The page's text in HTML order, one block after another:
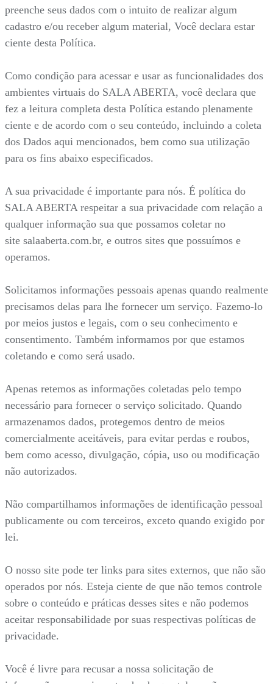
preenche seus dados com o intuito de realizar algum
cadastro e/ou receber algum material, Você declara estar
ciente desta Política.
Como condição para acessar e usar as funcionalidades dos
ambientes virtuais do SALA ABERTA, você declara que
fez a leitura completa desta Política estando plenamente
ciente e de acordo com o seu conteúdo, incluindo a coleta
dos Dados aqui mencionados, bem como sua utilização
para os fins abaixo especificados.
A sua privacidade é importante para nós. É política do
SALA ABERTA respeitar a sua privacidade com relação a
qualquer informação sua que possamos coletar no
site salaaberta.com.br, e outros sites que possuímos e
operamos.
Solicitamos informações pessoais apenas quando realmente
precisamos delas para lhe fornecer um serviço. Fazemo-lo
por meios justos e legais, com o seu conhecimento e
consentimento. Também informamos por que estamos
coletando e como será usado.
Apenas retemos as informações coletadas pelo tempo
necessário para fornecer o serviço solicitado. Quando
armazenamos dados, protegemos dentro de meios
comercialmente aceitáveis, para evitar perdas e roubos,
bem como acesso, divulgação, cópia, uso ou modificação
não autorizados.
Não compartilhamos informações de identificação pessoal
publicamente ou com terceiros, exceto quando exigido por
lei.
O nosso site pode ter links para sites externos, que não são
operados por nós. Esteja ciente de que não temos controle
sobre o conteúdo e práticas desses sites e não podemos
aceitar responsabilidade por suas respectivas políticas de
privacidade.
Você é livre para recusar a nossa solicitação de